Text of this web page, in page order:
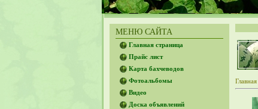
МЕНЮ САЙТА
Главная страница
Прайс лист
Карта бахчеводов
Фотоальбомы
Видео
Доска объявлений
Главная